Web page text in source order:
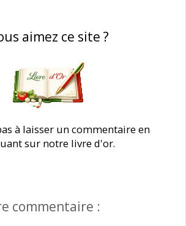
aimez ce site ?
à laisser un commentaire en
sur notre livre d'or.
commentaire :